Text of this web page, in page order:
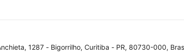
1287 - Bigorrilho, Curitiba - PR, 80730-000,